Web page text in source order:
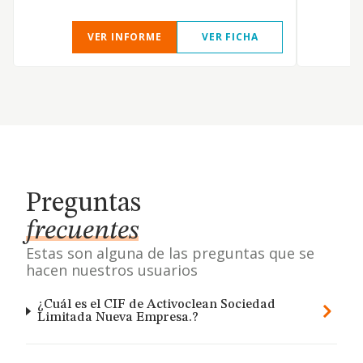
VER INFORME VER FICHA
Preguntas
frecuentes
Estas son alguna de las preguntas que se
hacen nuestros usuarios
¿Cuál es el CIF de Activoclean Sociedad
Limitada Nueva Empresa.?